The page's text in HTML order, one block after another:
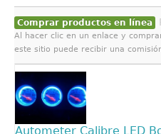
Comprar productos en línea
Al hacer clic en un enlace y
este sitio puede recibir una
Autometer Calibre LED